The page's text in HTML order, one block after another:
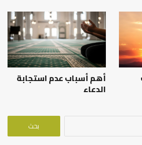
أهم أسباب عدم استجابة
الدعاء
البحث